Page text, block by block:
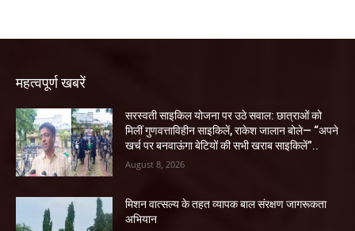
महत्वपूर्ण खबरें
सरस्वती साइकिल योजना पर उठे सवाल: छात्राओं को
मिलीं गुणवत्ताविहीन साइकिलें, राकेश जालान बोले— “अपने
खर्च पर बनवाऊंगा बेटियों की सभी खराब साइकिलें”..
August 8, 2026
मिशन वात्सल्य के तहत व्यापक बाल संरक्षण जागरूकता
अभियान